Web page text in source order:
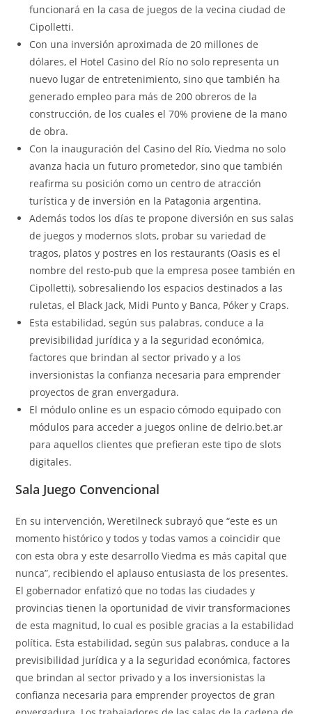
funcionará en la casa de juegos de la vecina ciudad de
Cipolletti.
Con una inversión aproximada de 20 millones de
dólares, el Hotel Casino del Río no solo representa un
nuevo lugar de entretenimiento, sino que también ha
generado empleo para más de 200 obreros de la
construcción, de los cuales el 70% proviene de la mano
de obra.
Con la inauguración del Casino del Río, Viedma no solo
avanza hacia un futuro prometedor, sino que también
reafirma su posición como un centro de atracción
turística y de inversión en la Patagonia argentina.
Además todos los días te propone diversión en sus salas
de juegos y modernos slots, probar su variedad de
tragos, platos y postres en los restaurants (Oasis es el
nombre del resto-pub que la empresa posee también en
Cipolletti), sobresaliendo los espacios destinados a las
ruletas, el Black Jack, Midi Punto y Banca, Póker y Craps.
Esta estabilidad, según sus palabras, conduce a la
previsibilidad jurídica y a la seguridad económica,
factores que brindan al sector privado y a los
inversionistas la confianza necesaria para emprender
proyectos de gran envergadura.
El módulo online es un espacio cómodo equipado con
módulos para acceder a juegos online de delrio.bet.ar
para aquellos clientes que prefieran este tipo de slots
digitales.
Sala Juego Convencional
En su intervención, Weretilneck subrayó que “este es un
momento histórico y todos y todas vamos a coincidir que
con esta obra y este desarrollo Viedma es más capital que
nunca”, recibiendo el aplauso entusiasta de los presentes.
El gobernador enfatizó que no todas las ciudades y
provincias tienen la oportunidad de vivir transformaciones
de esta magnitud, lo cual es posible gracias a la estabilidad
política. Esta estabilidad, según sus palabras, conduce a la
previsibilidad jurídica y a la seguridad económica, factores
que brindan al sector privado y a los inversionistas la
confianza necesaria para emprender proyectos de gran